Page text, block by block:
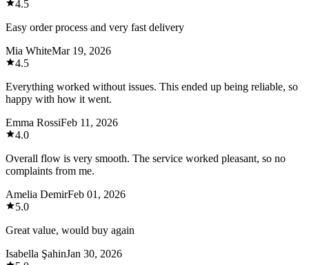
4.5
Easy order process and very fast delivery
Mia WhiteMar 19, 2026
4.5
Everything worked without issues. This ended up being reliable, so
happy with how it went.
Emma RossiFeb 11, 2026
4.0
Overall flow is very smooth. The service worked pleasant, so no
complaints from me.
Amelia DemirFeb 01, 2026
5.0
Great value, would buy again
Isabella ŞahinJan 30, 2026